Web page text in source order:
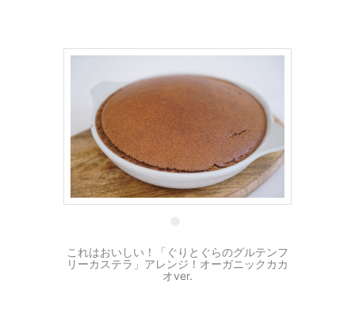
14 5月
これはおいしい！「ぐりとぐらのグルテンフ
リーカステラ」アレンジ！オーガニックカカ
オver.